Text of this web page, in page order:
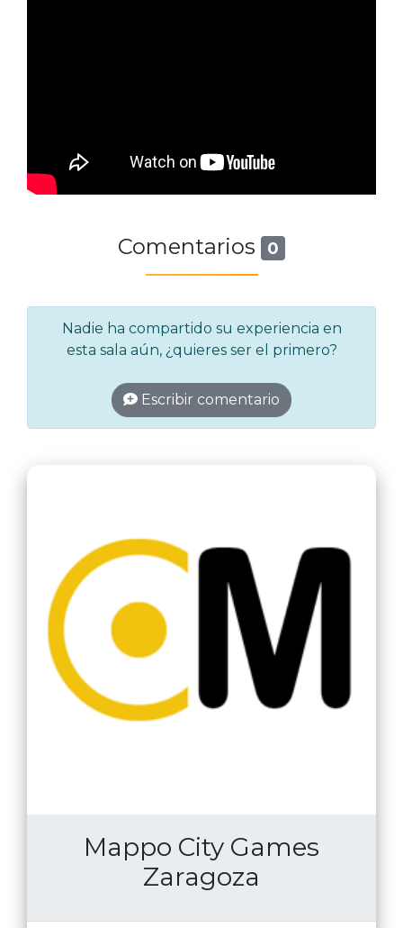
Comentarios 0
Nadie ha compartido su experiencia en
esta sala aún, ¿quieres ser el primero?
Escribir comentario
Mappo City Games
Zaragoza